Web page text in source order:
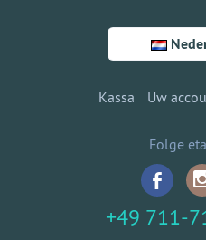
Kassa Uw
Folge
+49 711-